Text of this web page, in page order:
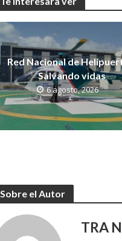
Red Nacional de
Salvando vidas
6 agosto, 2026
Sobre el Autor
TRA